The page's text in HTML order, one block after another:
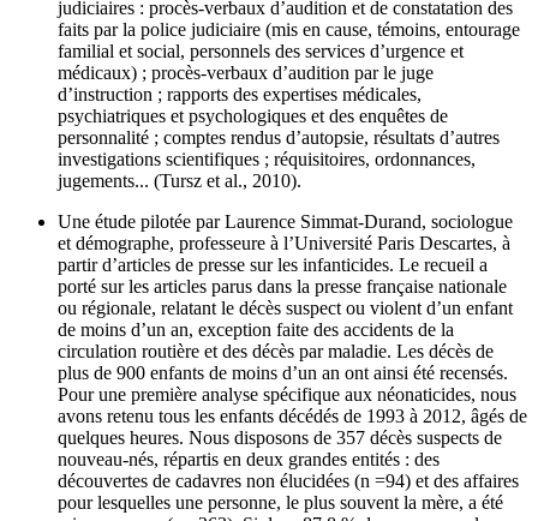
judiciaires : procès-verbaux d’audition et de constatation des
faits par la police judiciaire (mis en cause, témoins, entourage
familial et social, personnels des services d’urgence et
médicaux) ; procès-verbaux d’audition par le juge
d’instruction ; rapports des expertises médicales,
psychiatriques et psychologiques et des enquêtes de
personnalité ; comptes rendus d’autopsie, résultats d’autres
investigations scientifiques ; réquisitoires, ordonnances,
jugements... (Tursz et al., 2010).
Une étude pilotée par Laurence Simmat-Durand, sociologue
et démographe, professeure à l’Université Paris Descartes, à
partir d’articles de presse sur les infanticides. Le recueil a
porté sur les articles parus dans la presse française nationale
ou régionale, relatant le décès suspect ou violent d’un enfant
de moins d’un an, exception faite des accidents de la
circulation routière et des décès par maladie. Les décès de
plus de 900 enfants de moins d’un an ont ainsi été recensés.
Pour une première analyse spécifique aux néonaticides, nous
avons retenu tous les enfants décédés de 1993 à 2012, âgés de
quelques heures. Nous disposons de 357 décès suspects de
nouveau-nés, répartis en deux grandes entités : des
découvertes de cadavres non élucidées (n =94) et des affaires
pour lesquelles une personne, le plus souvent la mère, a été